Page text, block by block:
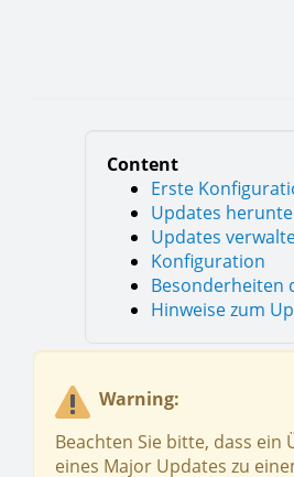
Content
Erste
Updates
Updates
Konfiguration
Besonderheiten
Hinweise zum
Warning:
Beachten Sie bitte, dass ein
eines Major Updates zu